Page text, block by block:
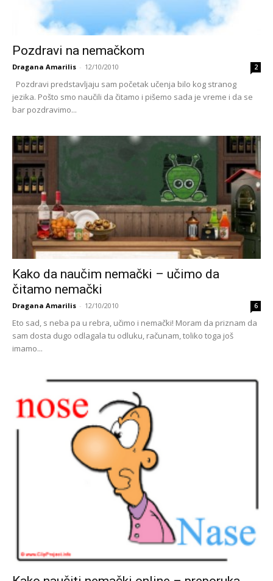
Pozdravi na nemačkom
Dragana Amarilis - 12/10/2010 2
Pozdravi predstavljaju sam početak učenja bilo kog stranog
jezika. Pošto smo naučili da čitamo i pišemo sada je vreme i da se
bar pozdravimo...
Kako da naučim nemački – učimo da
čitamo nemački
Dragana Amarilis - 12/10/2010 6
Eto sad, s neba pa u rebra, učimo i nemački! Moram da priznam da
sam dosta dugo odlagala tu odluku, računam, toliko toga još
imamo...